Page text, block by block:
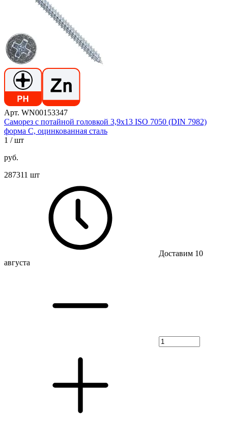
Арт. WN00153347
Саморез с потайной головкой 3,9х13 ISO 7050 (DIN 7982)
форма C, оцинкованная сталь
1 / шт
руб.
287311 шт
Доставим 10
августа